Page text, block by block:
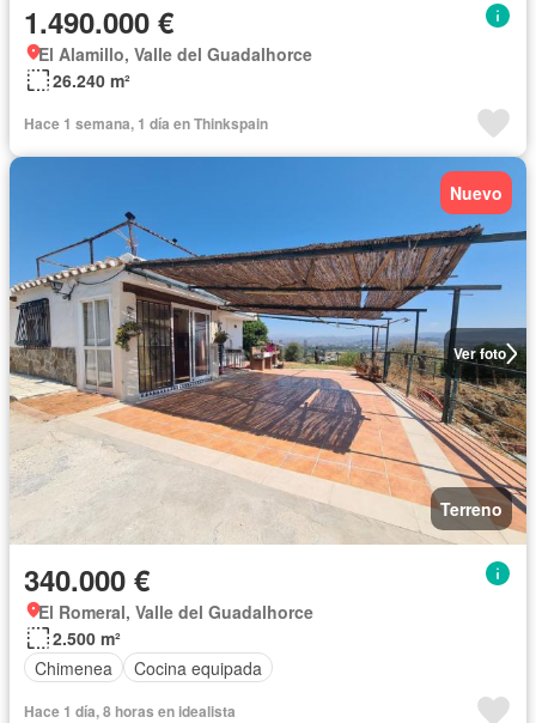
1.490.000 €
El Alamillo, Valle del Guadalhorce
26.240 m²
Hace 1 semana, 1 día en Thinkspain
Ver foto
Nuevo
Terreno
340.000 €
El Romeral, Valle del Guadalhorce
2.500 m²
Chimenea
Cocina equipada
Hace 1 día, 8 horas en idealista